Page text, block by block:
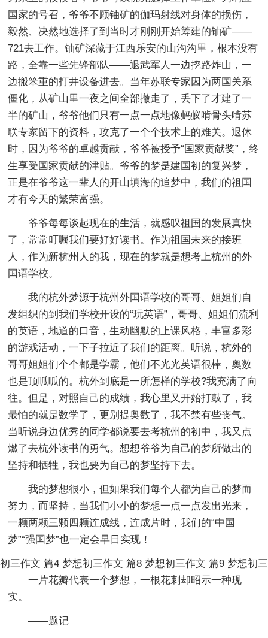
国家的号召，爷爷不顾铀矿的伽玛射线对身体的损伤，
毅然、决然地选择了到当时才刚刚开始筹建的铀矿——
721去工作。铀矿深藏于江西乐安的山沟沟里，根本没有
路，全靠一些先锋部队——退武军人一边挖路炸山，一
边搬笨重的打井设备进去。当年苏联专家因为两国关系
僵化，从矿山里一夜之间全部撤走了，丢下了才建了一
半的矿山，爷爷他们只有一点一点地像蚂蚁啃骨头啃苏
联专家留下的资料，攻克了一个个技术上的难关。退休
时，因为爷爷的卓越贡献，爷爷被授予“国家贡献奖”，终
生享受国家贡献的津贴。爷爷的梦是建国初的复兴梦，
正是在爷爷这一辈人的开山填海的追梦中，我们的祖国
才有今天的繁荣富强。
爷爷每每谈起现在的生活，就感叹祖国的发展真快
了，常常叮嘱我们要好好读书。作为祖国未来的接班
人，作为新杭州人的我，现在的梦就是想考上杭州的外
国语学校。
我的杭外梦源于杭州外国语学校的哥哥、姐姐们自
发组织的到我们学校开设的“玩英语”，哥哥、姐姐们流利
的英语，地道的口音，生动幽默的上课风格，丰富多彩
的游戏活动，一下子拉近了我们的距离。听说，杭外的
哥哥姐姐们个个都是学霸，他们不光光英语很棒，奥数
也是顶呱呱的。杭外到底是一所怎样的学校?我充满了向
往。但是，对照自己的成绩，我心里又开始打鼓了，我
最怕的就是数学了，更别提奥数了，我不禁有些丧气。
当听说身边优秀的同学都说要去考杭州的初中，我又点
燃了去杭外读书的勇气。想想爷爷为自己的梦所做出的
坚持和牺牲，我也要为自己的梦坚持下去。
我的梦想很小，但如果我们每个人都为自己的梦而
努力，而坚持，当我们小小的梦想一点一点发出光来，
一颗两颗三颗四颗连成线，连成片时，我们的“中国
梦”“强国梦”也一定会早日实现！
初三作文 篇4
一片花瓣代表一个梦想，一根花刺却昭示一种现
实。
——题记
梦想初三作文 篇8 梦想初三作文 篇9 梦想初三